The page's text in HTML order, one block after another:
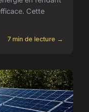
Cette
7 min de lecture →